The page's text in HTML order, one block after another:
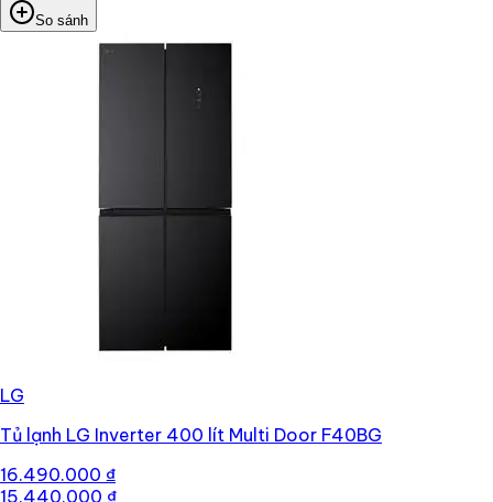
So sánh
LG
Tủ lạnh LG Inverter 400 lít Multi Door F40BG
16.490.000 ₫
15.440.000 ₫